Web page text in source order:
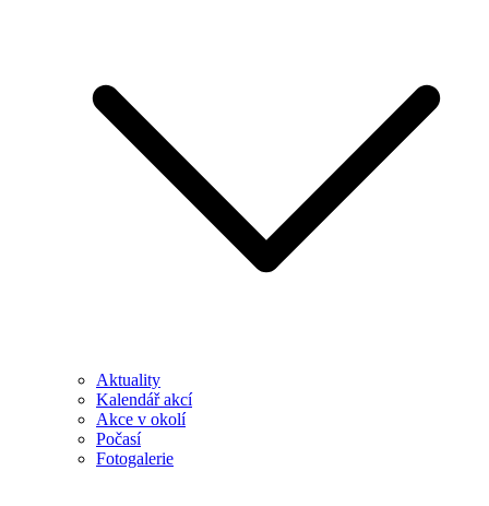
Aktuality
Kalendář akcí
Akce v okolí
Počasí
Fotogalerie